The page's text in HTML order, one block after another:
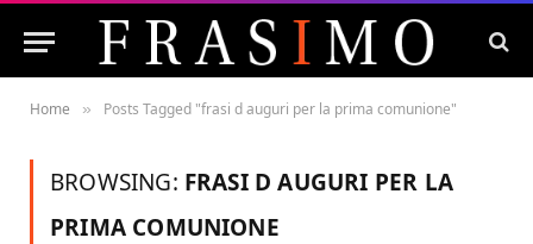
Home » Posts Tagged "frasi d auguri per la prima comunione"
BROWSING: FRASI D AUGURI PER LA
PRIMA COMUNIONE